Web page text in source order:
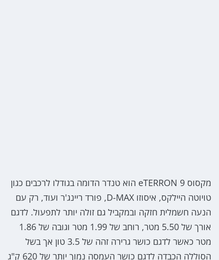
מקסוס eTERRON 9 הוא טנדר הדומה בגודלו לרכבים כגון
טויוטה היילקס, איסוזו D-MAX, פורד ריינג'ר ועוד, רק עם
הנעה חשמלית חזקה ובמקביל גם זולה יותר לתפעול. לדגם
אורך של 5.50 מטר, רוחב של 1.99 מטר וגובה של 1.86
מטר כאשר לדגם כושר גרירה זהה של 3.5 טון אך בשל
הסוללה הכבדה לדגם כושר העמסה נמוך יותר של 620 ק"ג